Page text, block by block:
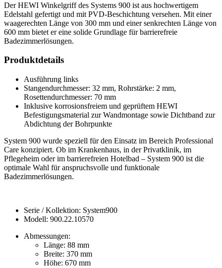
Der HEWI Winkelgriff des Systems 900 ist aus hochwertigem
Edelstahl gefertigt und mit PVD-Beschichtung versehen. Mit einer
waagerechten Länge von 300 mm und einer senkrechten Länge von
600 mm bietet er eine solide Grundlage für barrierefreie
Badezimmerlösungen.
Produktdetails
Ausführung links
Stangendurchmesser: 32 mm, Rohrstärke: 2 mm,
Rosettendurchmesser: 70 mm
Inklusive korrosionsfreiem und geprüftem HEWI
Befestigungsmaterial zur Wandmontage sowie Dichtband zur
Abdichtung der Bohrpunkte
System 900 wurde speziell für den Einsatz im Bereich Professional
Care konzipiert. Ob im Krankenhaus, in der Privatklinik, im
Pflegeheim oder im barrierefreien Hotelbad – System 900 ist die
optimale Wahl für anspruchsvolle und funktionale
Badezimmerlösungen.
Serie / Kollektion: System900
Modell: 900.22.10570
Abmessungen:
Länge: 88 mm
Breite: 370 mm
Höhe: 670 mm